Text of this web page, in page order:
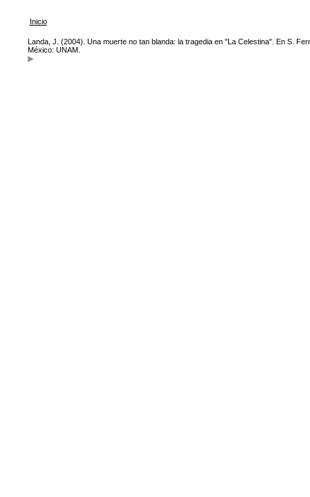
Inicio
Landa, J. (2004). Una muerte no tan blanda: la tragedia en "La Celestina". En S.
México: UNAM.